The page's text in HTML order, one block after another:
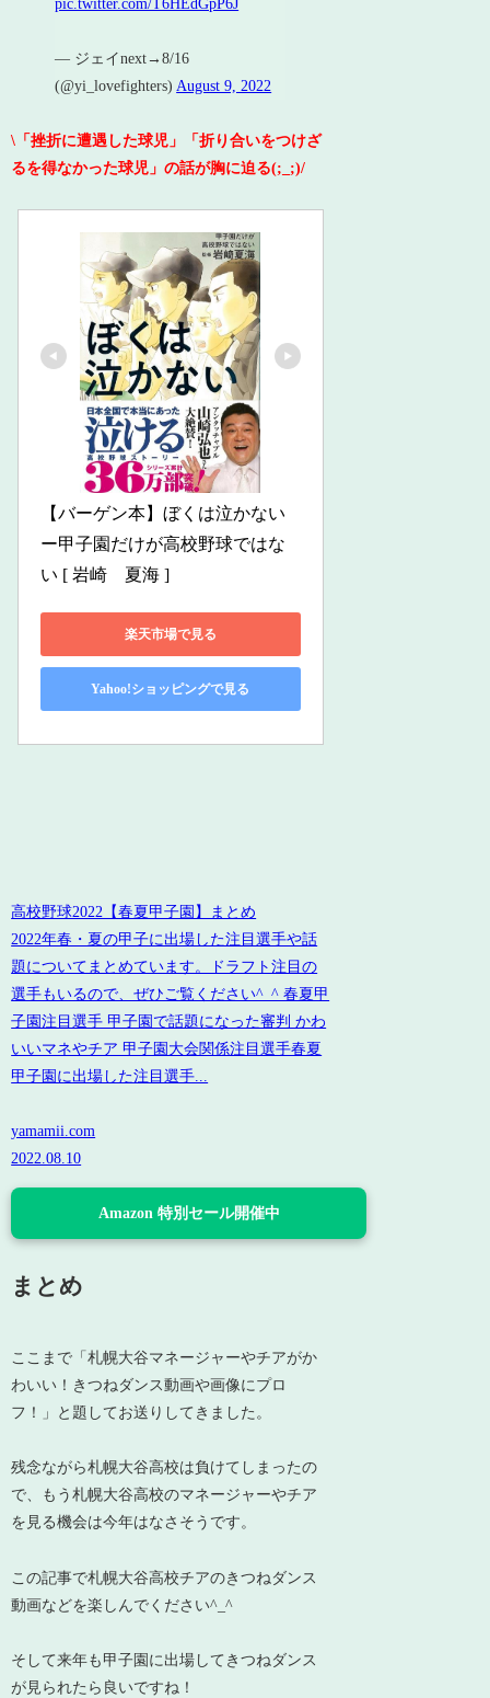
pic.twitter.com/T6HEdGpP6J
— ジェイnext→8/16
(@yi_lovefighters) August 9, 2022
\「挫折に遭遇した球児」「折り合いをつけざ
るを得なかった球児」の話が胸に迫る(;_;)/
【バーゲン本】ぼくは泣かない
ー甲子園だけが高校野球ではな
い [ 岩崎　夏海 ]
楽天市場で見る
Yahoo!ショッピングで見る
高校野球2022【春夏甲子園】まとめ
2022年春・夏の甲子に出場した注目選手や話
題についてまとめています。ドラフト注目の
選手もいるので、ぜひご覧ください^_^ 春夏甲
子園注目選手 甲子園で話題になった審判 かわ
いいマネやチア 甲子園大会関係注目選手春夏
甲子園に出場した注目選手...
yamamii.com
2022.08.10
Amazon 特別セール開催中
まとめ
ここまで「札幌大谷マネージャーやチアがか
わいい！きつねダンス動画や画像にプロ
フ！」と題してお送りしてきました。
残念ながら札幌大谷高校は負けてしまったの
で、もう札幌大谷高校のマネージャーやチア
を見る機会は今年はなさそうです。
この記事で札幌大谷高校チアのきつねダンス
動画などを楽しんでください^_^
そして来年も甲子園に出場してきつねダンス
が見られたら良いですね！